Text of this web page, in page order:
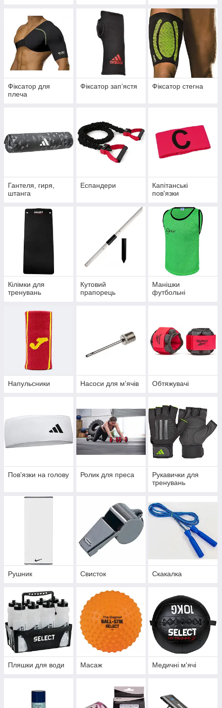
Фіксатор для
плеча
Фіксатор запʼястя Фіксатор стегна
Гантеля, гиря,
штанга
Еспандери
Капітанські
пов'язки
Кілімки для
тренувань
Кутовий
прапорець
Манішки
футбольні
Напульсники Насоси для м'ячів Обтяжувачі
Пов'язки на голову Ролик для преса
Рукавички для
тренувань
Рушник Свисток Скакалка
Пляшки для води Масаж Медичні м'ячі